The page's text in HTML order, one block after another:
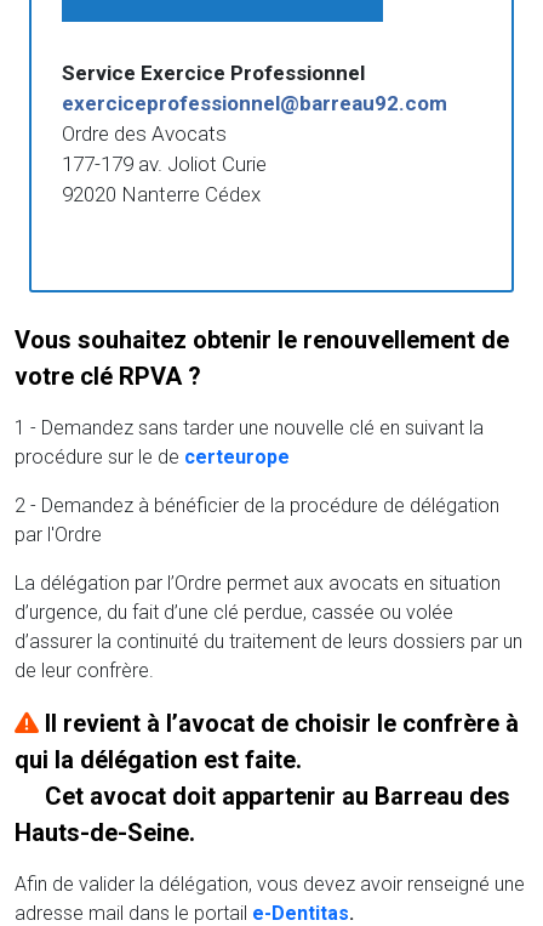
Service Exercice Professionnel
exerciceprofessionnel@barreau92.com
Ordre des Avocats
177-179 av. Joliot Curie
92020 Nanterre Cédex
Vous souhaitez obtenir le renouvellement de
votre clé RPVA ?
1 - Demandez sans tarder une nouvelle clé en suivant la
procédure sur le de certeurope
2 - Demandez à bénéficier de la procédure de délégation
par l'Ordre
La délégation par l’Ordre permet aux avocats en situation
d’urgence, du fait d’une clé perdue, cassée ou volée
d’assurer la continuité du traitement de leurs dossiers par un
de leur confrère.
Il revient à l’avocat de choisir le confrère à
qui la délégation est faite.
Cet avocat doit appartenir au Barreau des
Hauts-de-Seine.
Afin de valider la délégation, vous devez avoir renseigné une
adresse mail dans le portail e-Dentitas.